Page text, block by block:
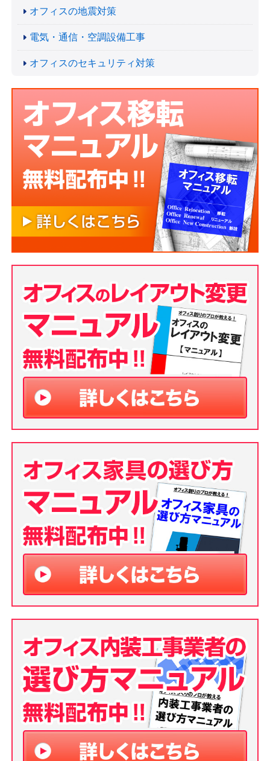
オフィスの地震対策
電気・通信・空調設備工事
オフィスのセキュリティ対策